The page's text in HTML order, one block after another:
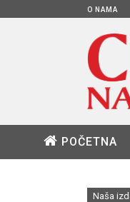
O NAMA
POČETNA
Naša